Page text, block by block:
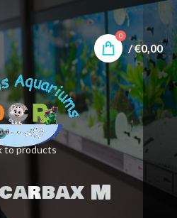
0
/€0,00
to products
M